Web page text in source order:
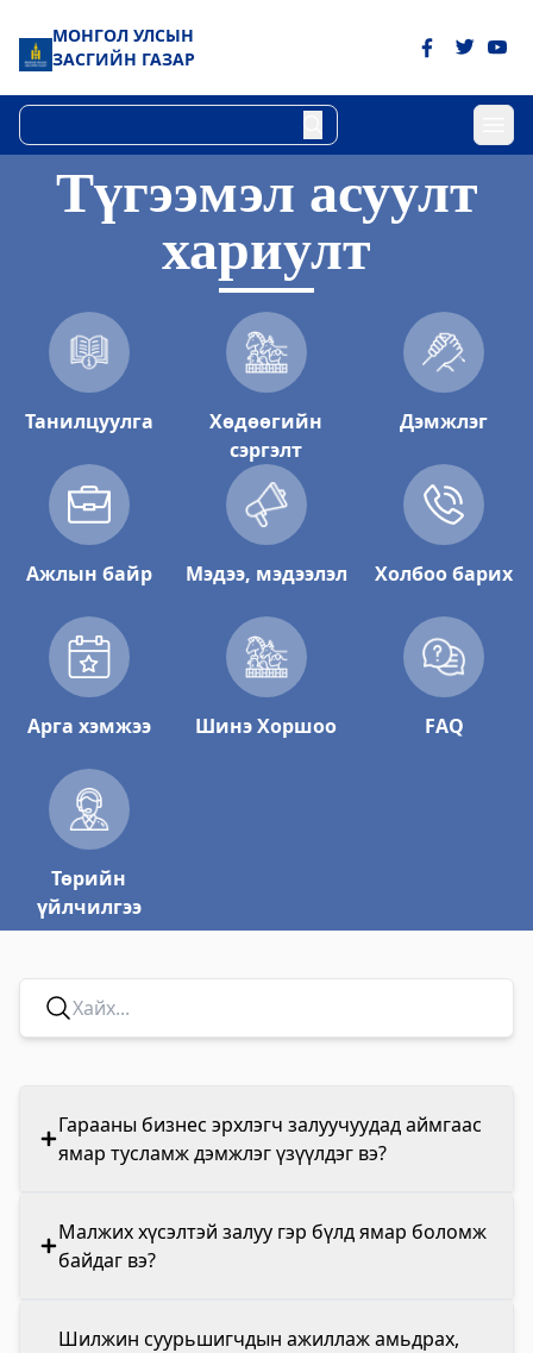
МОНГОЛ УЛСЫН
ЗАСГИЙН ГАЗАР
Түгээмэл асуулт
хариулт
Танилцуулга
Хөдөөгийн
сэргэлт
Дэмжлэг
Ажлын байр Мэдээ, мэдээлэл Холбоо барих
Арга хэмжээ Шинэ Хоршоо FAQ
Төрийн
үйлчилгээ
Гарааны бизнес эрхлэгч залуучуудад аймгаас
ямар тусламж дэмжлэг үзүүлдэг вэ?
Малжих хүсэлтэй залуу гэр бүлд ямар боломж
байдаг вэ?
Шилжин суурьшигчдын ажиллаж амьдрах,